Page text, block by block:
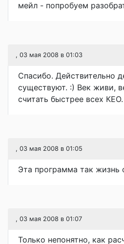
мейл - попробуем
, 03 мая 2008 в 01:03
Спасибо. Действительно
существуют. :) Век живи,
считать быстрее всех
, 03 мая 2008 в 01:05
Эта программа так жизнь
, 03 мая 2008 в 01:07
Только непонятно, как